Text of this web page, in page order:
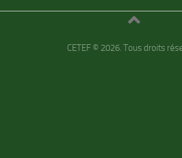
CETEF © 2026. Tous droits